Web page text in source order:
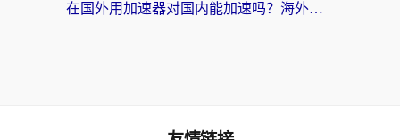
在国外用加速器对国内能加速吗？海外党亲测有效的无缝访问指南